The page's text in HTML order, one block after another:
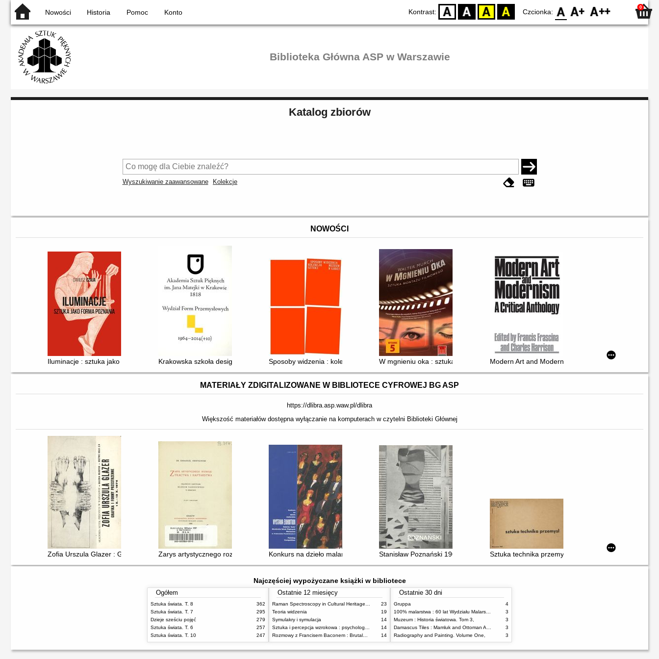
Nowości Historia Pomoc Konto Kontrast: D BW YB BY Czcionka: F0 F1 F2 0
Biblioteka Główna ASP w Warszawie
Katalog zbiorów
Wyszukiwanie zaawansowane Kolekcje
NOWOŚCI
Iluminacje : sztuka jako forma poznaniaKrakowska szkoła designu : wizje, wyobrażenia, wspomnienia jej mistrzów i nauczycieli
Sposoby widzenia : kolekcja Muzeum Sztuki w ŁodziW mgnieniu oka : sztuka montażu filmowegoModern Art and Modernism : A Critical Anthology
MATERIAŁY ZDIGITALIZOWANE W BIBLIOTECE CYFROWEJ BG ASP
https://dlibra.asp.waw.pl/dlibra
Większość materiałów dostępna wyłączanie na komputerach w czytelni Biblioteki Głównej
Zofia Urszula Glazer : Grafika i formy przestrzenneZarys artystycznego rozwoju tkactwa i haftarstwaKonkurs na dzieło malarskie : WystawaStanisław Poznański 1909 - 1996 Sztuka technika przemysł [ Tłumaczenie art.z WERK ]
Najczęściej wypożyczane książki w bibliotece
Ogółem
Sztuka świata. T. 8
362
Sztuka świata. T. 7
295
Dzieje sześciu pojęć
279
Sztuka świata. T. 6
257
Sztuka świata. T. 10
247
Ostatnie 12 miesięcy
Raman Spectroscopy in Cultural Heritage Preservation
23
Teoria widzenia
19
Symulakry i symulacja
14
Sztuka i percepcja wzrokowa : psychologia twórczego oka
14
Rozmowy z Francisem Baconem : Brutalność faktu
14
Ostatnie 30 dni
Gruppa
4
100% malarstwa : 60 lat Wydziału Malarstwa ASP w Warszawie
3
Muzeum : Historia światowa. Tom 3,
3
Damascus Tiles : Mamluk and Ottoman Architectural Ceramics from Syria
3
Radiography and Painting. Volume One,
3